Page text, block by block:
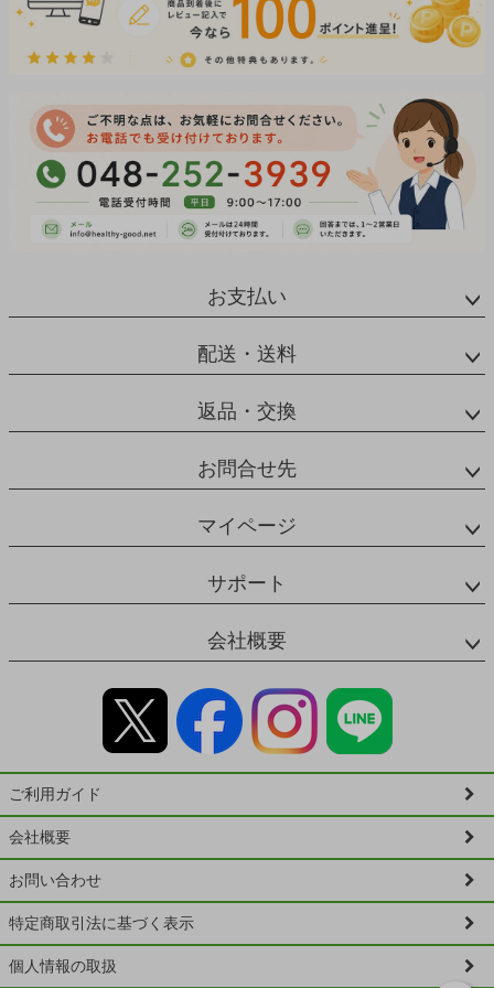
お支払い
配送・送料
返品・交換
お問合せ先
マイページ
サポート
会社概要
ご利用ガイド
会社概要
お問い合わせ
特定商取引法に基づく表示
個人情報の取扱